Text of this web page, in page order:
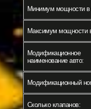
Минимум мощности в
Максимум мощности
Модификационное
наименование авто:
Модификационный
Сколько клапанов: